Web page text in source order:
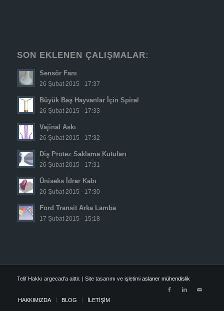
SON EKLENEN ÇALIŞMALAR:
Sensör Fanı
26 Şubat 2015 - 17:37
Büyük Baş Hayvanlar İçin Spiral
26 Şubat 2015 - 17:33
Vajinal Askı
26 Şubat 2015 - 17:32
Diş Protez Saklama Kutuları
26 Şubat 2015 - 17:31
Üniseks İdrar Kabı
26 Şubat 2015 - 17:30
Ford Transit Arka Lamba
17 Şubat 2015 - 15:18
Telif Hakkı argecad'a aittir. | Site tasarımı ve işletimi aslaner mühendislik
HAKKIMIZDA BLOG İLETİŞİM